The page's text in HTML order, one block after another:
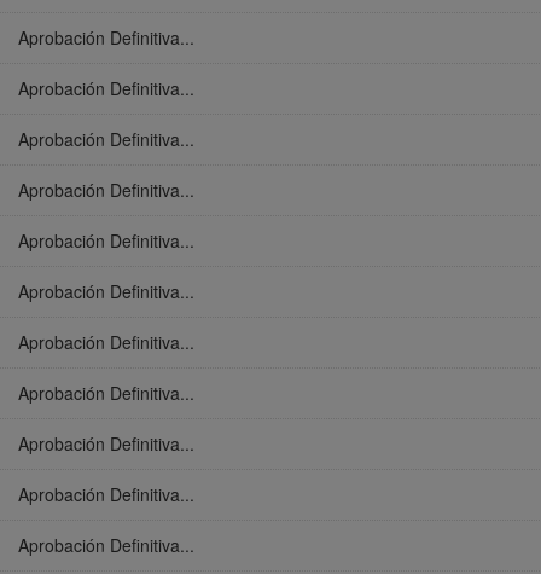
Aprobación Definitiva...
Aprobación Definitiva...
Aprobación Definitiva...
Aprobación Definitiva...
Aprobación Definitiva...
Aprobación Definitiva...
Aprobación Definitiva...
Aprobación Definitiva...
Aprobación Definitiva...
Aprobación Definitiva...
Aprobación Definitiva...